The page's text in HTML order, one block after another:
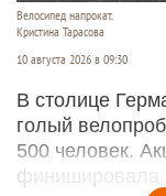
Велосипед напрокат.
Кристина Тарасова
10 августа 2026 в 09:30
В столице
голый
500 человек.
финишировала